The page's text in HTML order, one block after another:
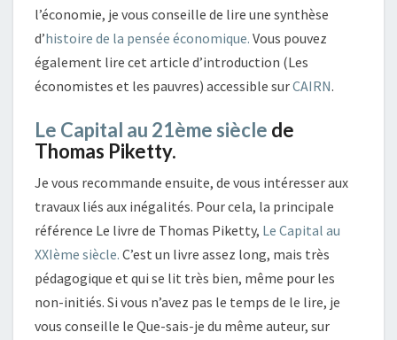
l’économie, je vous conseille de lire une synthèse
d’histoire de la pensée économique. Vous pouvez
également lire cet article d’introduction (Les
économistes et les pauvres) accessible surCAIRN.
Le Capital au 21ème siècle de
Thomas Piketty.
Je vous recommande ensuite, de vous intéresser aux
travaux liés aux inégalités. Pour cela, la principale
référence Le livre de Thomas Piketty, Le Capital au
XXIème siècle. C’est un livre assez long, mais très
pédagogique et qui se lit très bien, même pour les
non-initiés. Si vous n’avez pas le temps de le lire, je
vous conseille le Que-sais-je du même auteur, sur